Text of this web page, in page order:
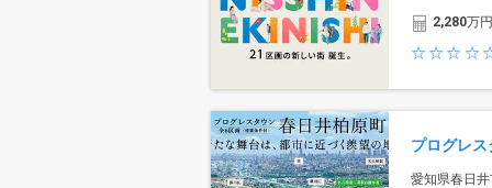
2,280万
愛知県春日